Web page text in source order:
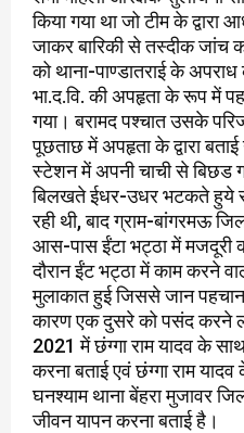
किया गया था जो टीम के
जाकर बारिकी से तस्दीक जांच
को थाना-पाण्डातराई के
भा.द.वि. की अपहृता के रूप में
गया। बरामद पश्चात उसके
पूछताछ में अपहृता के द्वारा
स्टेशन में अपनी चाची से बिछड
बिलखते ईधर-उधर भटकते हुये
रही थी, बाद ग्राम-बांगरमऊ
आस-पास ईंटा भट्ठा में मजदूरी
दौरान ईंट भट्ठा में काम करने
मुलाकात हुई जिससे जान
कारण एक दुसरे को पसंद करने
2021 में छंग्गा राम यादव के
करना बताई एवं छंग्गा राम
घनश्याम थाना बेंहरा मुजावर
जीवन यापन करना बताई है।